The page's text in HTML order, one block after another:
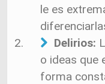
le es
Delirios:
o ideas que
forma